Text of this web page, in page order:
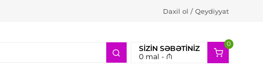
Daxil ol / Qeydiyyat
SIZIN SƏBƏTINIZ
0mal - ₼
0
2